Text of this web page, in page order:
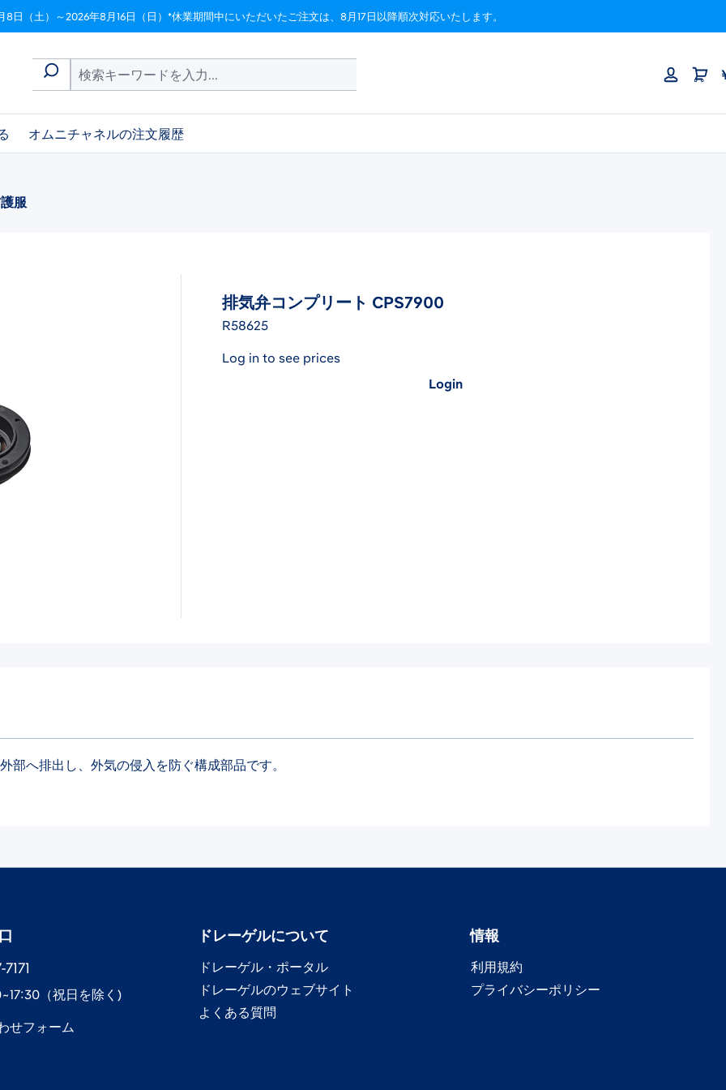
日（土）～2026年8月16日（日）*休業期間中にいただいたご注文は、8月17日以降順次対応いたします。
オムニチャネルの注文履歴
服
排気弁コンプリート CPS7900
R58625
Log in to see prices
Login
へ排出し、外気の侵入を防ぐ構成部品です。
（祝日を除く)
せフォーム
ドレーゲル​について
ドレーゲル​・ポータル
ドレーゲル​のウェブサイト
よくある質問
情報
利用規約
プライバシーポリシー